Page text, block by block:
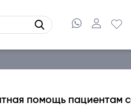
помощь пациентам